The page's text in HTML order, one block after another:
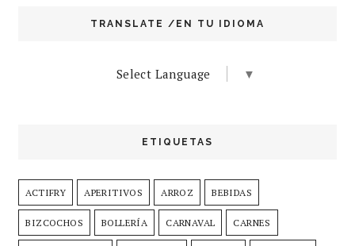
TRANSLATE /EN TU IDIOMA
Select Language ▼
ETIQUETAS
ACTIFRY APERITIVOS ARROZ BEBIDAS
BIZCOCHOS BOLLERÍA CARNAVAL CARNES